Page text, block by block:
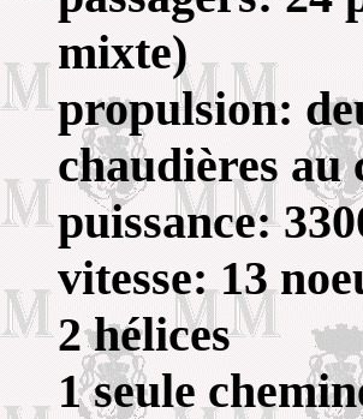
mixte)
propulsion:
chaudières au
puissance:
vitesse: 13
2 hélices
1 seule